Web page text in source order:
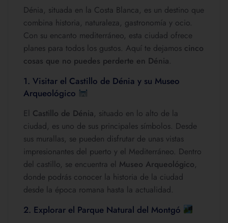
Dénia, situada en la Costa Blanca, es un destino que
combina historia, naturaleza, gastronomía y ocio.
Con su encanto mediterráneo, esta ciudad ofrece
planes para todos los gustos. Aquí te dejamos cinco
cosas que no puedes perderte en Dénia.
1. Visitar el Castillo de Dénia y su Museo
Arqueológico
El Castillo de Dénia, situado en lo alto de la
ciudad, es uno de sus principales símbolos. Desde
sus murallas, se pueden disfrutar de unas vistas
impresionantes del puerto y el Mediterráneo. Dentro
del castillo, se encuentra el Museo Arqueológico,
donde podrás conocer la historia de la ciudad
desde la época romana hasta la actualidad.
2. Explorar el Parque Natural del Montgó